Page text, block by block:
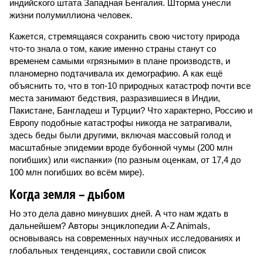
индийского штата Западная Бенгалия. Шторма унесли
жизни полумиллиона человек.
Кажется, стремящаяся сохранить свою чистоту природа
что-то знала о том, какие именно страны станут со
временем самыми «грязными» в плане производств, и
планомерно подтачивала их демографию. А как ещё
объяснить то, что в топ-10 природных катастроф почти все
места занимают бедствия, разразившиеся в Индии,
Пакистане, Бангладеш и Турции? Что характерно, Россию и
Европу подобные катастрофы никогда не затрагивали,
здесь беды были другими, включая массовый голод и
масштабные эпидемии вроде бубонной чумы (200 млн
погибших) или «испанки» (по разным оценкам, от 17,4 до
100 млн погибших во всём мире).
Когда земля – дыбом
Но это дела давно минувших дней. А что нам ждать в
дальнейшем? Авторы энциклопедии A-Z Animals,
основываясь на современных научных исследованиях и
глобальных тенденциях, составили свой список